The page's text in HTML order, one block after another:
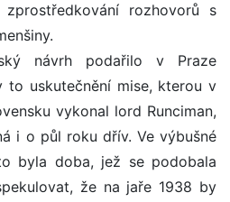
rozhovorů s
návrh podařilo v Praze
to uskutečnění mise, kterou v
vykonal lord Runciman,
i o půl roku dřív. Ve výbušné
byla doba, jež se podobala
že na jaře 1938 by